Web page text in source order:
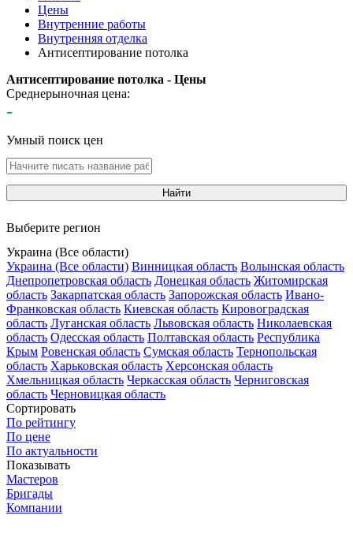
Цены
Внутренние работы
Внутренняя отделка
Антисептирование потолка
Антисептирование потолка - Цены
Среднерыночная цена:
-
Умный поиск цен
Найти
Выберите регион
Украина (Все области)
Украина (Все области) Винницкая область Волынская область
Днепропетровская область Донецкая область Житомирская
область Закарпатская область Запорожская область Ивано-
Франковская область Киевская область Кировоградская
область Луганская область Львовская область Николаевская
область Одесская область Полтавская область Республика
Крым Ровенская область Сумская область Тернопольская
область Харьковская область Херсонская область
Хмельницкая область Черкасская область Черниговская
область Черновицкая область
Сортировать
По рейтингу
По цене
По актуальности
Показывать
Мастеров
Бригады
Компании